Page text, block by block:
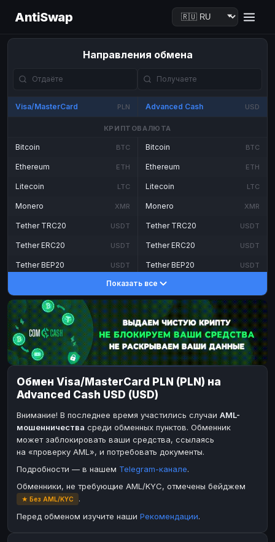
AntiSwap
Направления обмена
Visa/MasterCard PLN Advanced Cash USD
КРИПТОВАЛЮТА
Bitcoin BTC
Ethereum ETH
Litecoin LTC
Monero XMR
Tether TRC20 USDT
Tether ERC20 USDT
Tether BEP20 USDT
DASH
Toncoin TON
Dogecoin DOGE
TRX TRON
Bitcoin Cash BCH
BinanceCoin BEP20
SOL
Ripple XRP
Bitcoin BTC
Ethereum ETH
Litecoin LTC
Monero XMR
Tether TRC20 USDT
Tether ERC20 USDT
Tether BEP20 USDT
DASH
Toncoin TON
Dogecoin DOGE
TRX TRON
Bitcoin Cash BCH
BinanceCoin
Ether Classic
Ripple
Paxum USD
Perfect Money
Payoneer USD
Paxum
Payoneer
Показать все
Обмен Visa/MasterCard PLN (PLN) на
Advanced Cash USD (USD)
Внимание! В последнее время участились случаи AML-
мошенничества среди обменных пунктов. Обменник
может заблокировать ваши средства, ссылаясь
на «проверку AML», и потребовать документы.
Подробности — в нашем Telegram-канале.
Обменники, не требующие AML/KYC, отмечены бейджем
★ Без AML/KYC
.
Перед обменом изучите наши Рекомендации.